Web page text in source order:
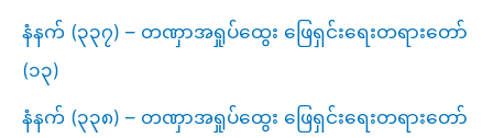
နံနက် (၃၃၇) – တဏှာအရှုပ်ထွေး ဖြေရှင်းရေးတရားတော်
(၁၃)
နံနက် (၃၃၈) – တဏှာအရှုပ်ထွေး ဖြေရှင်းရေးတရားတော်